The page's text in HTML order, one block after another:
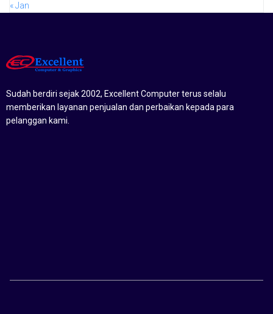
« Jan
Sudah berdiri sejak 2002, Excellent Computer terus selalu
memberikan layanan penjualan dan perbaikan kepada para
pelanggan kami.